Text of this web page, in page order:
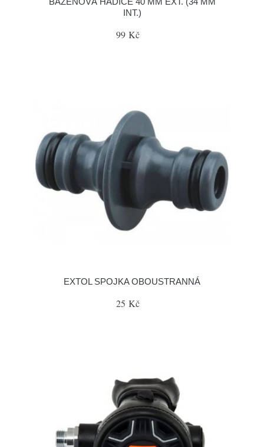
INT.)
99 Kč
EXTOL SPOJKA OBOUSTRANNÁ
25 Kč